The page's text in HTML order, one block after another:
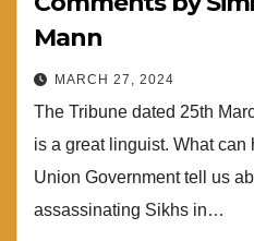
Mann
MARCH 27, 2024
The Tribune dated 25th
is a great linguist. What
Union Government tell us
assassinating Sikhs in…